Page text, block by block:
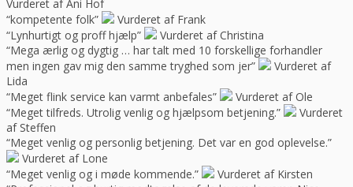
Vurderet af Ani Hof
“kompetente folk”
Vurderet af Frank
“Lynhurtigt og proff hjælp”
Vurderet af Christina
“Mega ærlig og dygtig … har talt med 10 forskellige forhandler
men ingen gav mig den samme tryghed som jer”
Vurderet af
Lida
“Meget flink service kan varmt anbefales”
Vurderet af Ole
“Meget tilfreds. Utrolig venlig og hjælpsom betjening.”
Vurderet
af Steffen
“Meget venlig og personlig betjening. Det var en god oplevelse.”
Vurderet af Lone
“Meget venlig og i møde kommende.”
Vurderet af Kirsten